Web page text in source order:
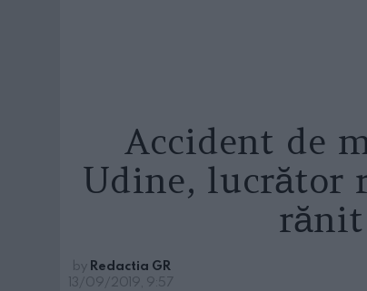
Accident de
Udine, lucrător
by Redactia GR
13/09/2019, 9:57